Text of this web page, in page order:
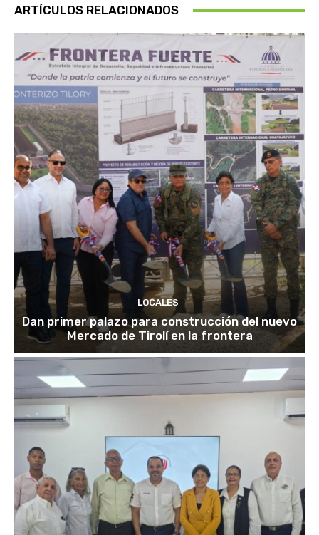
ARTÍCULOS RELACIONADOS
LOCALES
Dan primer palazo para construcción del nuevo
Mercado de Tirolí en la frontera